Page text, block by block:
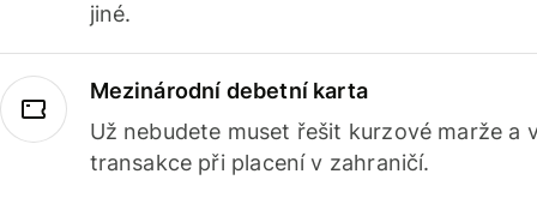
jiné.
Mezinárodní debetní karta
Už nebudete muset řešit kurzové marže a
transakce při placení v zahraničí.